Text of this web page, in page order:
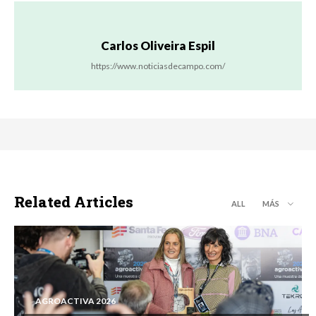
Carlos Oliveira Espil
https://www.noticiasdecampo.com/
Related Articles ALL MÁS
AGROACTIVA 2026